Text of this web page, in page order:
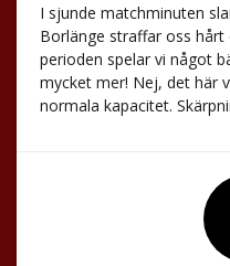
I sjunde matchminuten
Borlänge straffar oss hårt
perioden spelar vi något
mycket mer! Nej, det här
normala kapacitet.